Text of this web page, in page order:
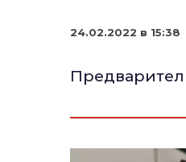
24.02.2022 в 15:38